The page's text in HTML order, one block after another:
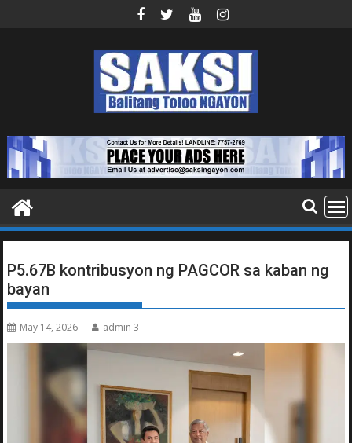
P5.67B kontribusyon ng PAGCOR sa kaban ng
bayan
May 14, 2026 admin 3